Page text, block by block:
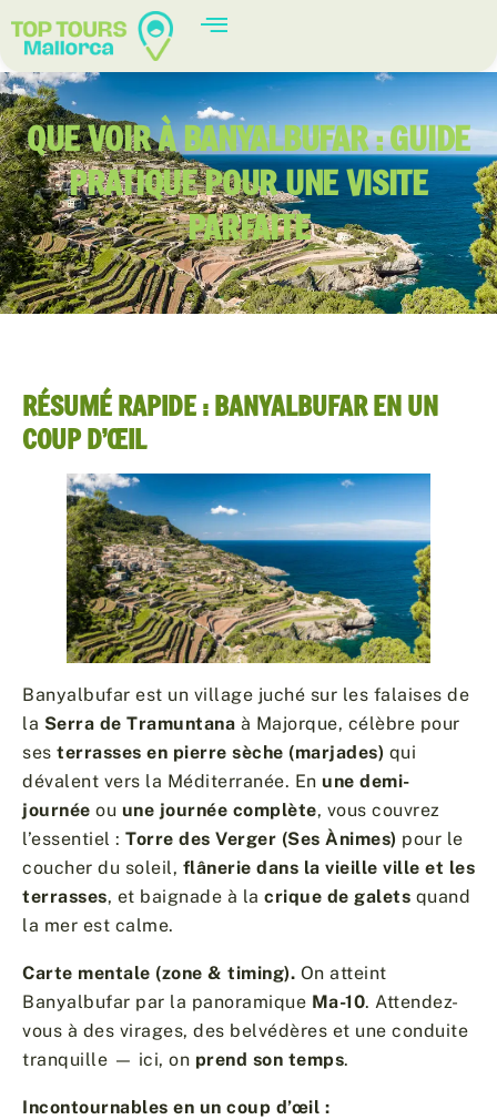
QUE VOIR À BANYALBUFAR : GUIDE
PRATIQUE POUR UNE VISITE
PARFAITE
RÉSUMÉ RAPIDE : BANYALBUFAR EN UN
COUP D’ŒIL
Banyalbufar est un village juché sur les falaises de
la Serra de Tramuntana à Majorque, célèbre pour
ses terrasses en pierre sèche (marjades) qui
dévalent vers la Méditerranée. En une demi-
journée ou une journée complète, vous couvrez
l’essentiel : Torre des Verger (Ses Ànimes) pour le
coucher du soleil, flânerie dans la vieille ville et les
terrasses, et baignade à la crique de galets quand
la mer est calme.
Carte mentale (zone & timing). On atteint
Banyalbufar par la panoramique Ma-10. Attendez-
vous à des virages, des belvédères et une conduite
tranquille — ici, on prend son temps.
Incontournables en un coup d’œil :